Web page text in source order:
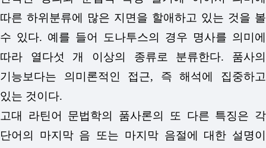
따른 하위분류에 많은 지면을 할애하고 있는 것을 볼
수 있다. 예를 들어 도나투스의 경우 명사를 의미에
따라 열다섯 개 이상의 종류로 분류한다. 품사의
기능보다는 의미론적인 접근, 즉 해석에 집중하고
있는 것이다.
고대 라틴어 문법학의 품사론의 또 다른 특징은 각
단어의 마지막 음 또는 마지막 음절에 대한 설명이